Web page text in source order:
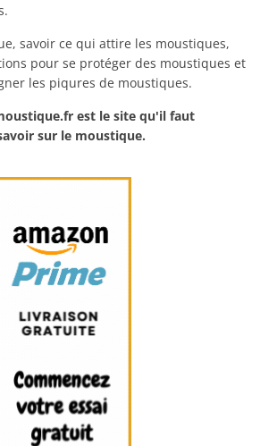
savoir ce qui attire les moustiques,
pour se protéger des moustiques et
les piqures de moustiques.
est le site qu'il faut
sur le moustique.